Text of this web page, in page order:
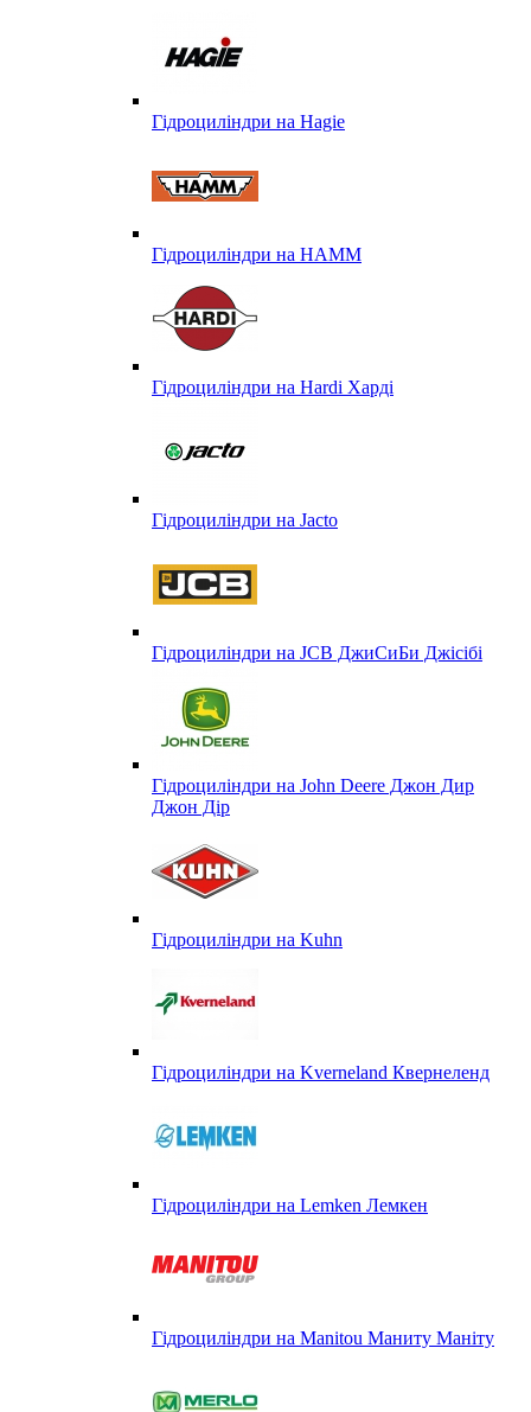
Гідроциліндри на Hagie
Гідроциліндри на HAMM
Гідроциліндри на Hardi Харді
Гідроциліндри на Jacto
Гідроциліндри на JCB ДжиСиБи Джісібі
Гідроциліндри на John Deere Джон Дир
Джон Дір
Гідроциліндри на Kuhn
Гідроциліндри на Kverneland Квернеленд
Гідроциліндри на Lemken Лемкен
Гідроциліндри на Manitou Маниту Маніту